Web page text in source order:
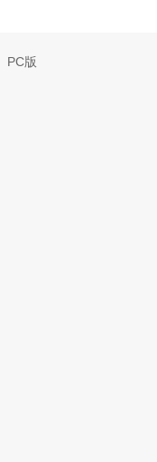
PC版